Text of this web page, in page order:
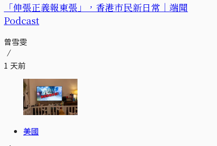
「伸張正義報東張」，香港市民新日常｜端聞
Podcast
曾雪雯
1 天前
美國